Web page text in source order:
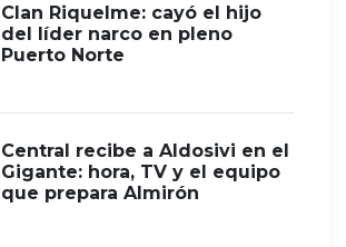
Clan Riquelme: cayó el hijo
del líder narco en pleno
Puerto Norte
Central recibe a Aldosivi en el
Gigante: hora, TV y el equipo
que prepara Almirón